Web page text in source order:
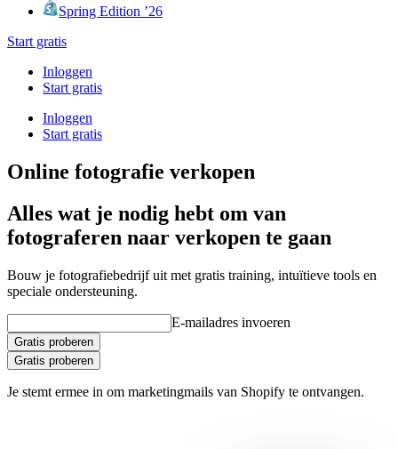
Spring Edition ’26
Start gratis
Inloggen
Start gratis
Inloggen
Start gratis
Online fotografie verkopen
Alles wat je nodig hebt om van
fotograferen naar verkopen te gaan
Bouw je fotografiebedrijf uit met gratis training, intuïtieve tools en
speciale ondersteuning.
E-mailadres invoeren
Gratis proberen
Gratis proberen
Je stemt ermee in om marketingmails van Shopify te ontvangen.